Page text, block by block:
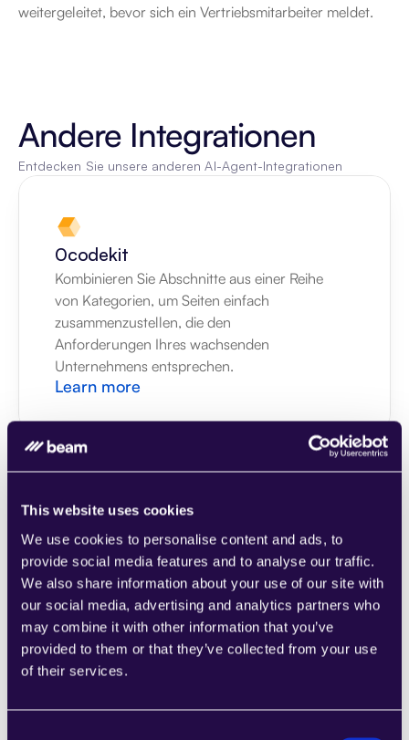
This website uses cookies
We use cookies to personalise content and ads, to
provide social media features and to analyse our traffic.
We also share information about your use of our site with
our social media, advertising and analytics partners who
may combine it with other information that you’ve
provided to them or that they’ve collected from your use
of their services.
weitergeleitet, bevor sich ein Vertriebsmitarbeiter meldet.
Andere Integrationen
Entdecken Sie unsere anderen AI-Agent-Integrationen
0codekit
Kombinieren Sie Abschnitte aus einer Reihe
von Kategorien, um Seiten einfach
zusammenzustellen, die den
Anforderungen Ihres wachsenden
Unternehmens entsprechen.
Learn more
1CRM
Kombinieren Sie Abschnitte aus einer Reihe
von Kategorien, um Seiten einfach
zusammenzustellen, die den
Anforderungen Ihres wachsenden
Unternehmens entsprechen.
Learn more